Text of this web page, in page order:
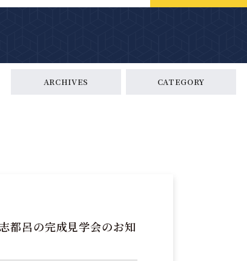
ARCHIVES CATEGORY
都呂の完成見学会のお知